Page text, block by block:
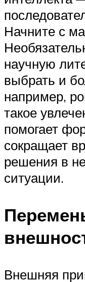
Начните с
научную
выбрать и
например,
такое
помогает
сокращает
решения в
ситуации.
Внешняя